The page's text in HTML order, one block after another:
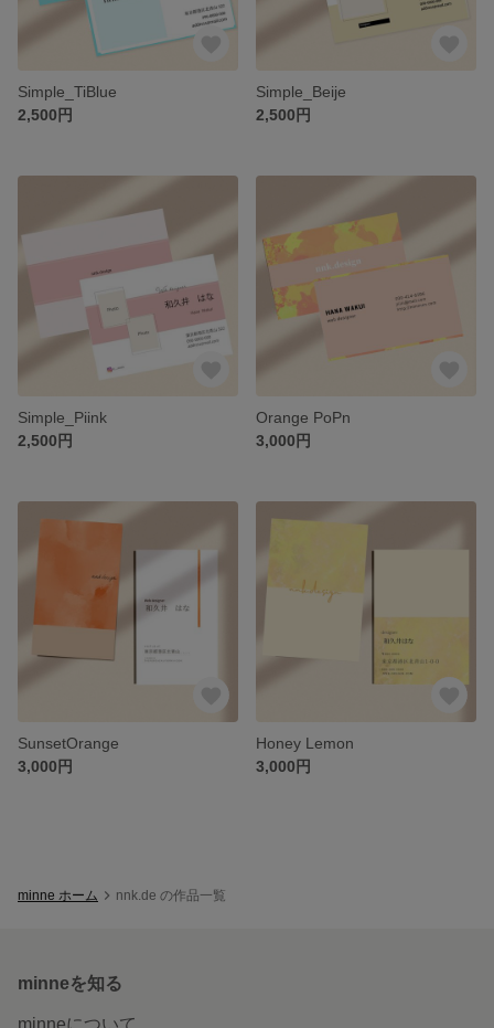
Simple_TiBlue
2,500円
Simple_Beije
2,500円
Simple_Piink
2,500円
Orange PoPn
3,000円
SunsetOrange
3,000円
Honey Lemon
3,000円
minne ホーム nnk.de の作品一覧
minneを知る
minneについて